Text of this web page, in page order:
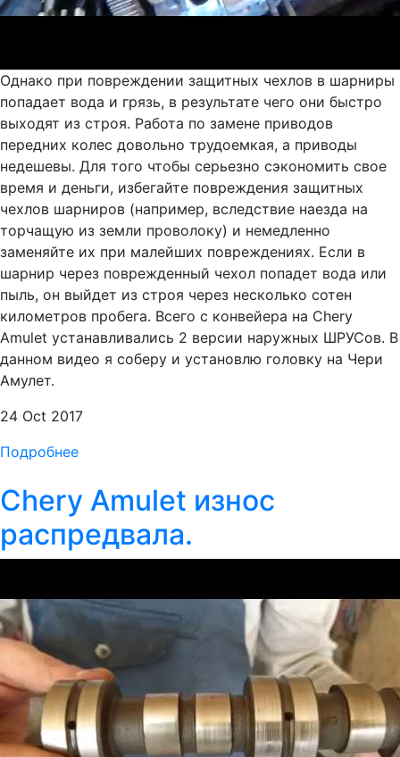
Однако при повреждении защитных чехлов в шарниры
попадает вода и грязь, в результате чего они быстро
выходят из строя. Работа по замене приводов
передних колес довольно трудоемкая, а приводы
недешевы. Для того чтобы серьезно сэкономить свое
время и деньги, избегайте повреждения защитных
чехлов шарниров (например, вследствие наезда на
торчащую из земли проволоку) и немедленно
заменяйте их при малейших повреждениях. Если в
шарнир через поврежденный чехол попадет вода или
пыль, он выйдет из строя через несколько сотен
километров пробега. Всего с конвейера на Chery
Amulet устанавливались 2 версии наружных ШРУСов. В
данном видео я соберу и установлю головку на Чери
Амулет.
24 Oct 2017
Подробнее
Chery Amulet износ
распредвала.